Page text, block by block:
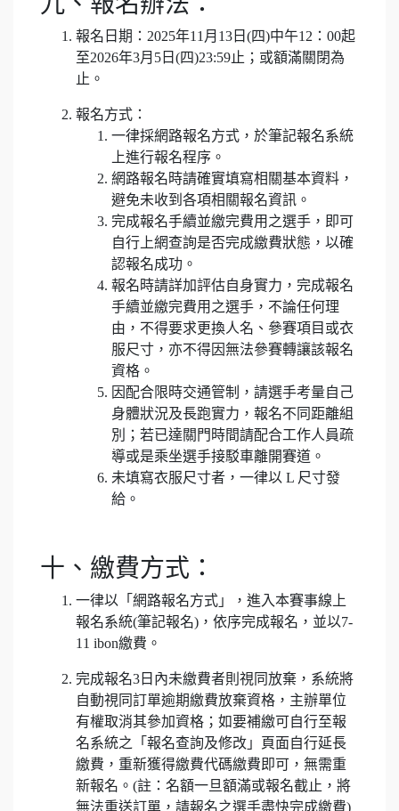
報名日期：2025年11月13日(四)中午12：00起
至2026年3月5日(四)23:59止；或額滿關閉為
止。
報名方式：
一律採網路報名方式，於筆記報名系統
上進行報名程序。
網路報名時請確實填寫相關基本資料，
避免未收到各項相關報名資訊。
完成報名手續並繳完費用之選手，即可
自行上網查詢是否完成繳費狀態，以確
認報名成功。
報名時請詳加評估自身實力，完成報名
手續並繳完費用之選手，不論任何理
由，不得要求更換人名、參賽項目或衣
服尺寸，亦不得因無法參賽轉讓該報名
資格。
因配合限時交通管制，請選手考量自己
身體狀況及長跑實力，報名不同距離組
別；若已達關門時間請配合工作人員疏
導或是乘坐選手接駁車離開賽道。
未填寫衣服尺寸者，一律以 L 尺寸發
給。
十、繳費方式：
一律以「網路報名方式」，進入本賽事線上
報名系統(筆記報名)，依序完成報名，並以7-
11 ibon繳費。
完成報名3日內未繳費者則視同放棄，系統將
自動視同訂單逾期繳費放棄資格，主辦單位
有權取消其參加資格；如要補繳可自行至報
名系統之「報名查詢及修改」頁面自行延長
繳費，重新獲得繳費代碼繳費即可，無需重
新報名。(註：名額一旦額滿或報名截止，將
無法重送訂單，請報名之選手盡快完成繳費)